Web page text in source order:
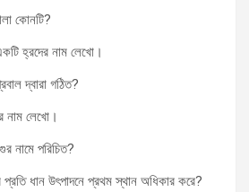
কোনটি?
হ্রদের নাম লেখো।
দ্বারা গঠিত?
নাম লেখো।
নামে পরিচিত?
ধান উৎপাদনে প্রথম স্থান অধিকার করে?